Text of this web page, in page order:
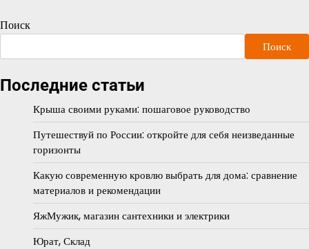
Поиск
Поиск
Последние статьи
Крыша своими руками: пошаговое руководство
Путешествуй по России: откройте для себя неизведанные
горизонты
Какую современную кровлю выбрать для дома: сравнение
материалов и рекомендации
ЯжМужик, магазин сантехники и электрики
Юрат, Склад